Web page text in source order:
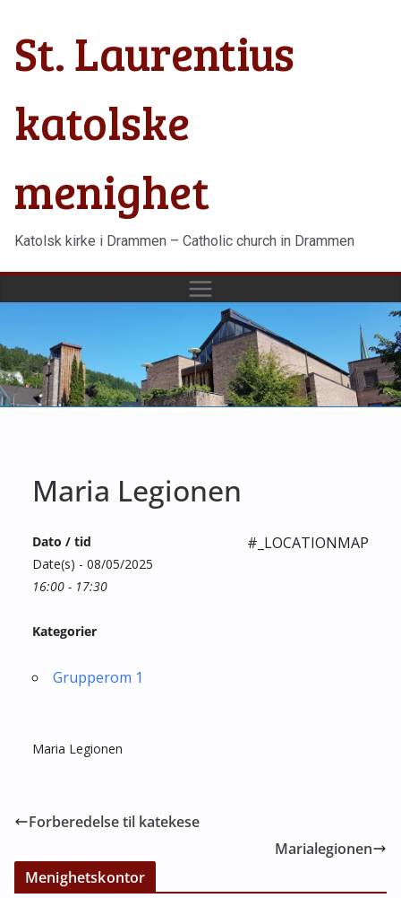
innholdet
St. Laurentius
katolske
menighet
Katolsk kirke i Drammen – Catholic church in Drammen
Maria Legionen
#_LOCATIONMAP
Dato / tid
Date(s) - 08/05/2025
16:00 - 17:30
Kategorier
Grupperom 1
Maria Legionen
Forberedelse til katekese
Marialegionen
Menighetskontor